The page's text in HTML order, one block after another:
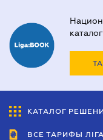
КАТАЛОГ
ВСЕ ТАРИФЫ